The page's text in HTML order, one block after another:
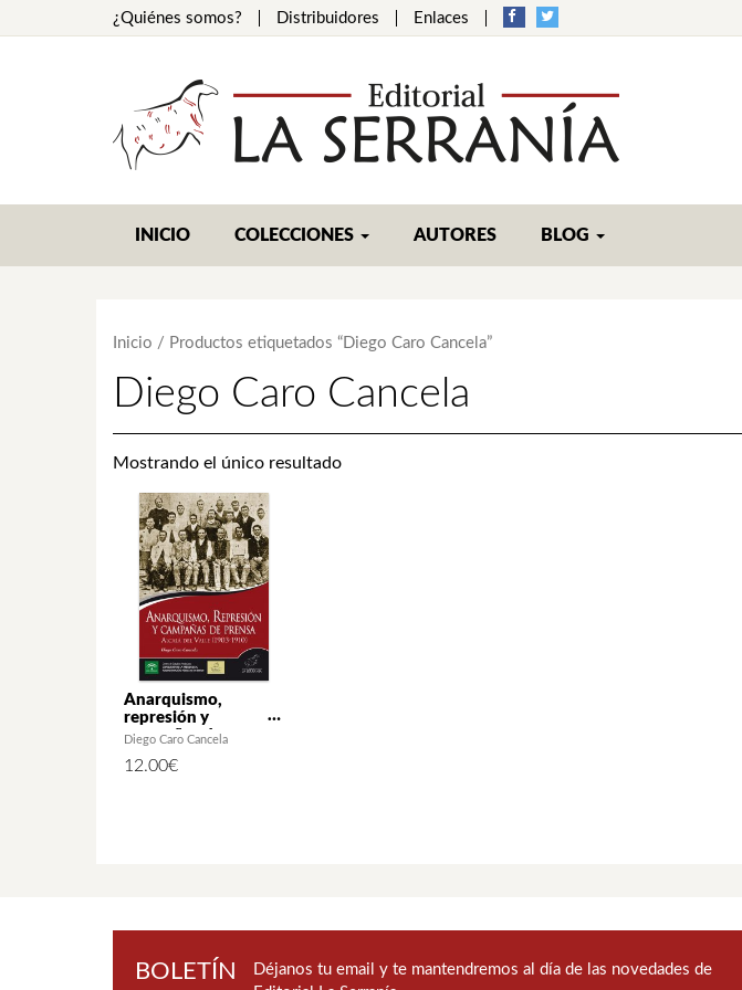
¿Quiénes somos? Distribuidores Enlaces
INICIO COLECCIONES AUTORES BLOG
Inicio / Productos etiquetados “Diego Caro Cancela”
Diego Caro Cancela
Mostrando el único resultado
Anarquismo,
represión y
campañas de prensa.
(1903-1910)
Diego Caro Cancela
12.00€
BOLETÍN
Déjanos tu email y te mantendremos al día de las novedades de